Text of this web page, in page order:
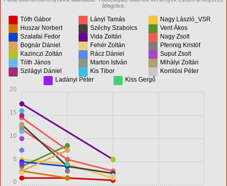
átlagolva.
Tóth Gábor Lányi Tamás
Nagy László_VSR
Huszar Norbert
Széchy Szabolcs
Vent Ákos
Szalafai Fedor
Vida Zoltán
Nagy Zsolt
Bognár Dániel
Fehér Zoltán
Pfennig Kristóf
Kazinczi Zoltán
Rácz Dániel
Suput Zsolt
Tóth János
Marton István
Mihályi Zoltán
Szilágyi Dániel
Kis Tibor
Komlósi Péter
Ladányi Péter
Kiss Gergő
0
5
10
15
20